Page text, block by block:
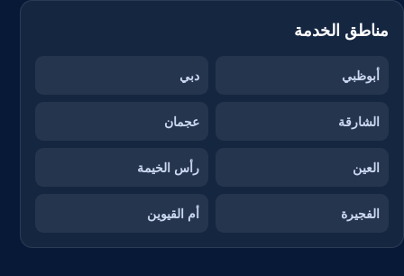
مناطق الخدمة
أبوظبي دبي
الشارقة عجمان
العين رأس الخيمة
الفجيرة أم القيوين